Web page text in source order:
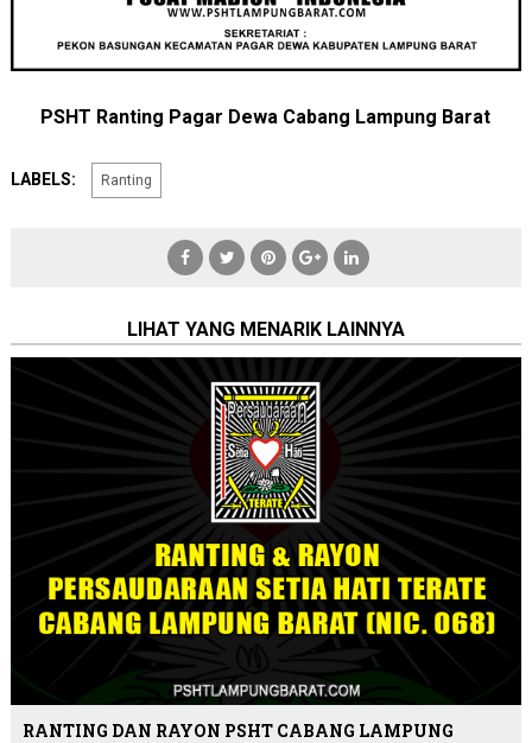
PSHT Ranting Pagar Dewa Cabang Lampung Barat
LABELS: Ranting
LIHAT YANG MENARIK LAINNYA
RANTING DAN RAYON PSHT CABANG LAMPUNG